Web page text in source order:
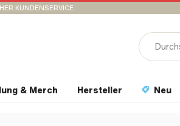
KUNDENSERVICE
& Merch Hersteller Neu